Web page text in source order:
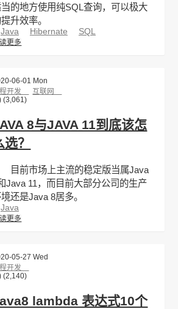
的地方使用纯SQL查询，可以极大
升效率。
Java Hibernate SQL
更多
06-01 Mon
开发
互联网
(3,061)
8与JAVA 11到底该怎
选？
前市场上主流的稳定版当属Java
Java 11，而目前大部分公司的生产
还是Java 8居多。
Java
更多
05-27 Wed
开发
(2,140)
lambda 表达式10个